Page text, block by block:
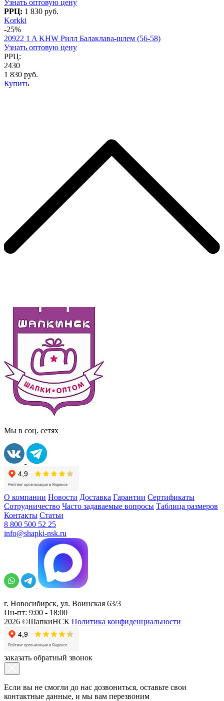
Узнать оптовую цену
РРЦ: 1 830 руб.
Korkki
-25%
20922 1 A KHW Рилл Балаклава-шлем (56-58)
Узнать оптовую цену
РРЦ:
2430
1 830 руб.
Купить
Мы в соц. сетях
О компании Новости Доставка Гарантии Сертификаты
Сотрудничество Часто задаваемые вопросы Таблица размеров
Контакты Статьи
8 800 500 52 25
info@shapki-nsk.ru
г. Новосибирск, ул. Воинская 63/3
Пн-пт: 9:00 - 18:00
2026 ©ШапкиНСК Политика конфиденциальности
заказать обратный звонок
Если вы не смогли до нас дозвониться, оставьте свои
контактные данные, и мы вам перезвоним